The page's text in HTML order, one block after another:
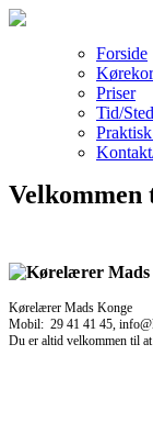
Forside
Priser
Tid/Sted
Velkommen
Kørelærer Mads Konge
Mobil: 29 41 41 45,
Du er altid velkommen til